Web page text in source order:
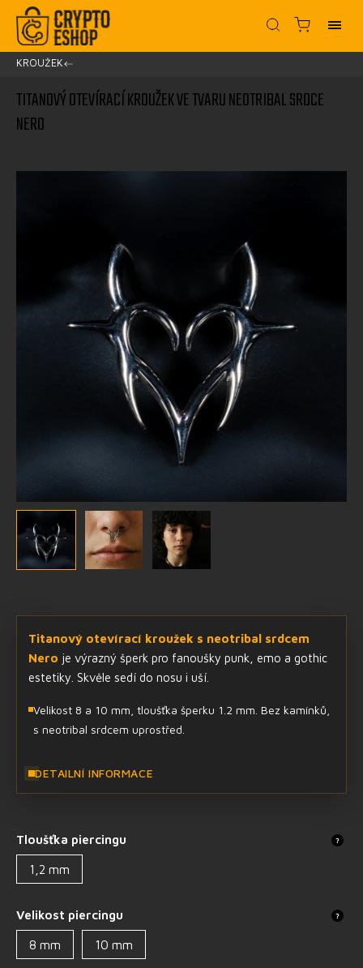
KROUŽEK/
TITANOVÝ OTEVÍRACÍ KROUŽEK VE TVARU NEOTRIBAL SRDCE
NERO
Titanový otevírací kroužek s neotribal srdcem
Nero je výrazný šperk pro fanoušky punk, emo a gothic
estetiky. Skvěle sedí do nosu i uší.
Velikost 8 a 10 mm, tloušťka šperku 1.2 mm. Bez kamínků,
s neotribal srdcem uprostřed.
DETAILNÍ INFORMACE
Tloušťka piercingu ?
1,2 mm
Velikost piercingu ?
8 mm 10 mm